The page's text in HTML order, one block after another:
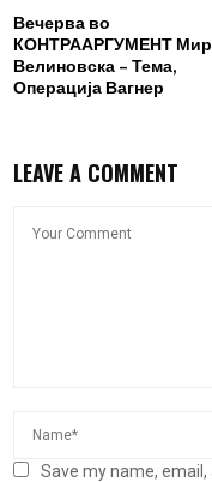
Вечерва во
КОНТРААРГУМЕНТ
Велиновска – Тема,
Операција Вагнер
LEAVE A COMMENT
Save my name,